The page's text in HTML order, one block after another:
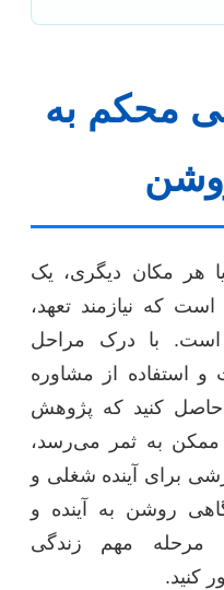
محکم به
هر مکان دیگری، یک
که نیازمند تعهد،
است. با درک مراحل
استفاده از مشاوره
حاصل کنید که پژوهش
ممکن به ثمر می‌رسد،
برای آینده شغلی و
روشن به آینده و
مرحله مهم زندگی
کنید.